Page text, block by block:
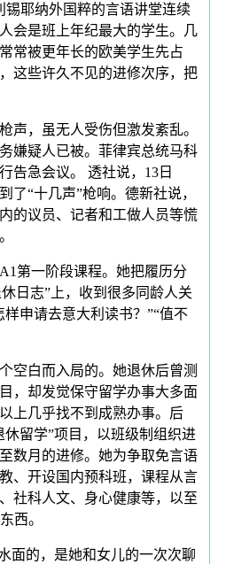
耶纳外国粹的言语讲堂连续
会是班上年纪最大的学生。几
常被更年长的欧美学生先占
这些许久不见的进修次序，把
，虽无人受伤但激发紊乱。
嫌疑人已被。菲律宾总统马科
告急会议。 透社说，13日
了“十几声”枪响。德新社说，
的议员、记者和工做人员等慌
一阶段课程。她把履历分
日志”上，收到很多同龄人关
申请去意大利读书？”“值不
白而入局的。她退休后曾测
，却发觉保守留学办事大多面
上几乎找不到成熟办事。后
休留学”项目，以班级制组织进
数月的进修。她为争取免言语
、开设国内预科班，课程从言
社科人文、身心健康等，以至
西。
的，是她和女儿的一次次聊